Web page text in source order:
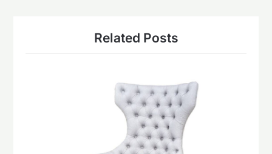
Related Posts